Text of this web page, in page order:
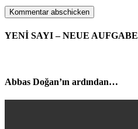
YENİ SAYI – NEUE AUFGABE
Abbas Doğan’ın ardından…